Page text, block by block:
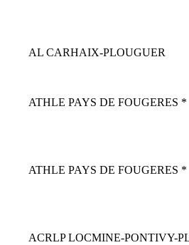
AL CARHAIX-PLOUGUER
ATHLE PAYS DE FOUGERES *
ATHLE PAYS DE FOUGERES *
ACRLP LOCMINE-PONTIVY-